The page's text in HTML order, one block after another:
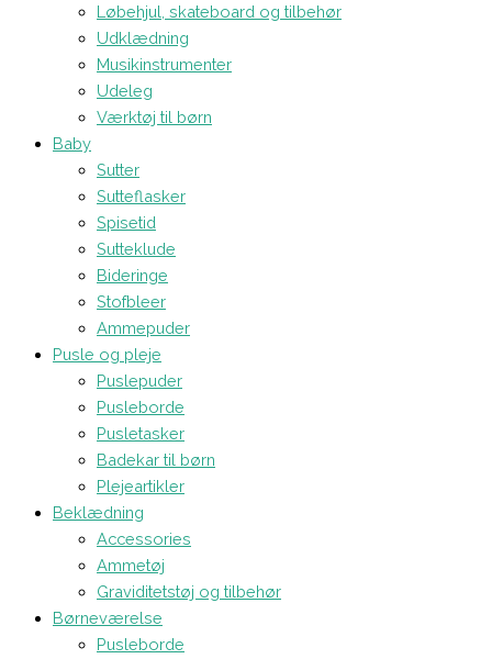
Løbehjul, skateboard og tilbehør
Udklædning
Musikinstrumenter
Udeleg
Værktøj til børn
Baby
Sutter
Sutteflasker
Spisetid
Sutteklude
Bideringe
Stofbleer
Ammepuder
Pusle og pleje
Puslepuder
Pusleborde
Pusletasker
Badekar til børn
Plejeartikler
Beklædning
Accessories
Ammetøj
Graviditetstøj og tilbehør
Børneværelse
Pusleborde